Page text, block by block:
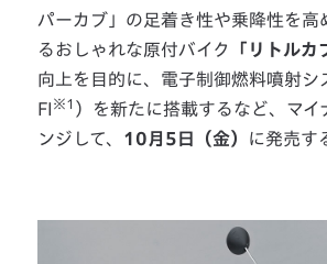
パーカブ」の足着き性や乗降性を高
るおしゃれな原付バイク
「リトルカ
向上を目的に、電子制御燃料噴射シ
FI ※1 ）を新たに搭載するなど、マイ
ンジして、 10月5日（金） に発売す